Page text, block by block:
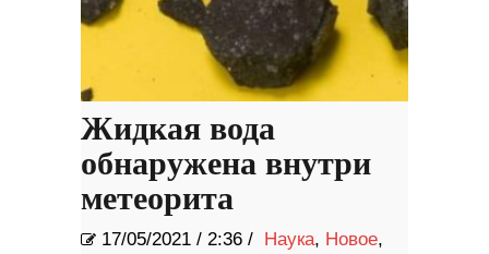
Жидкая вода
обнаружена внутри
метеорита
17/05/2021 / 2:36 / Наука, Новое,